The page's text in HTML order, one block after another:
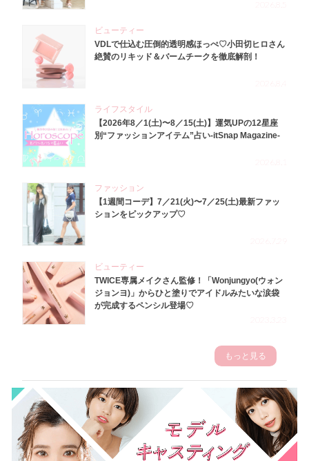
ビューティー
VDLで仕込む圧倒的透明感ほっぺ♡小田切ヒロさん
絶賛のリキッド＆バームチークを徹底解剖！
ライフスタイル
【2026年8／1(土)〜8／15(土)】運気UPの12星座
別“ファッションアイテム”占い-itSnap Magazine-
ファッション
【1週間コーデ】7／21(火)〜7／25(土)最新ファッ
ションをピックアップ♡
ビューティー
TWICE専属メイクさん監修！「Wonjungyo(ウォン
ジョンヨ)」からひと塗りでアイドルみたいな涙袋
が完成するペンシル登場♡
もっと見る